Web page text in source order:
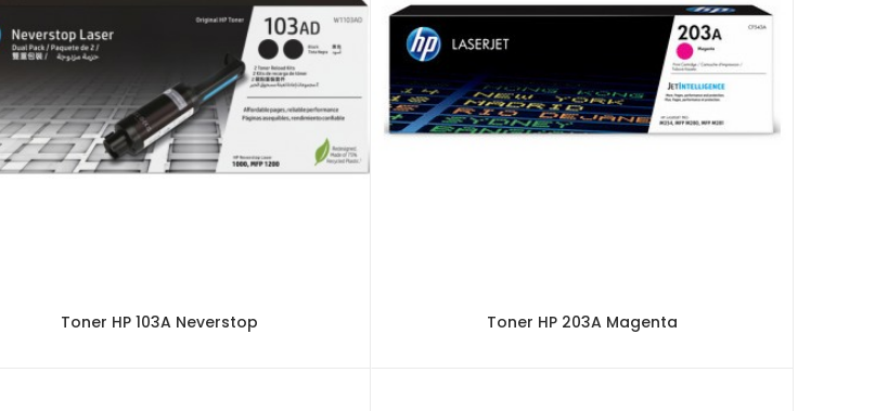
Toner HP 103A Neverstop Toner HP 203A Magenta